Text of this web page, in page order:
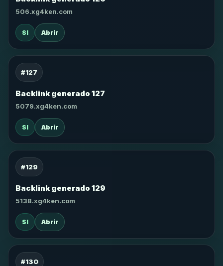
506.xg4ken.com
SI Abrir
#127
Backlink generado 127
5079.xg4ken.com
SI Abrir
#129
Backlink generado 129
5138.xg4ken.com
SI Abrir
#130